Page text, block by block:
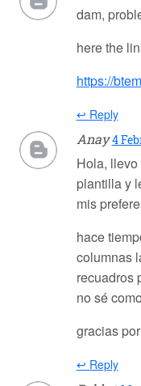
dam,
here the
https://
↩ Reply
Anay 4
Hola,
plantilla y
mis
hace
columnas
recuadros
no sé
gracias
↩ Reply